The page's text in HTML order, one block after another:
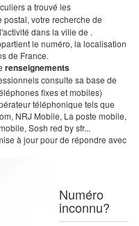
a trouvé les
postal, votre recherche de
dans la ville de .
le numéro, la localisation
de France.
renseignements
consulte sa base de
fixes et mobiles)
téléphonique tels que
NRJ Mobile, La poste mobile,
Sosh red by sfr...
à jour pour de répondre avec
Numéro
inconnu?